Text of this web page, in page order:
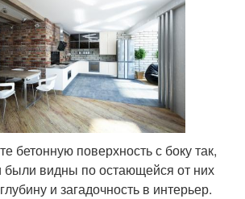
бетонную поверхность с боку так,
были видны по остающейся от них
и загадочность в интерьер.